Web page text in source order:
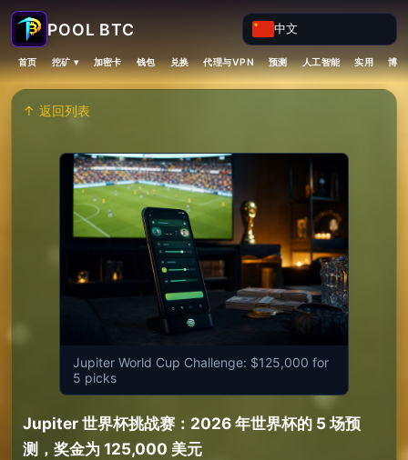
中文
首页 挖矿 ▾ 加密卡 钱包 兑换 代理与VPN 预测 人工智能 实用 博客
↑ 返回列表
Jupiter World Cup Challenge: $125,000 for
5 picks
Jupiter 世界杯挑战赛：2026 年世界杯的 5 场预
测，奖金为 125,000 美元